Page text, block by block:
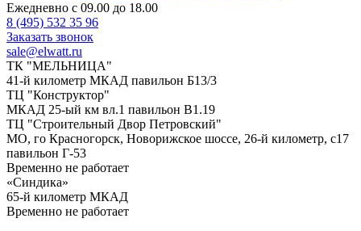
Ежедневно с 09.00 до 18.00
8 (495) 532 35 96
Заказать звонок
sale@elwatt.ru
ТК "МЕЛЬНИЦА"
41-й километр МКАД павильон Б13/3
ТЦ "Конструктор"
МКАД 25-ый км вл.1 павильон В1.19
ТЦ "Строительный Двор Петровский"
МО, го Красногорск, Новорижское шоссе, 26-й километр, с17
павильон Г-53
Временно не работает
«Синдика»
65-й километр МКАД
Временно не работает